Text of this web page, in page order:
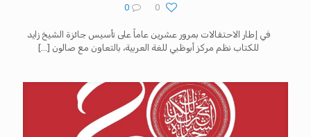
0
0
في إطار الاحتفالات بمرور عشرين عاماً على تأسيس جائزة الشيخ زايد
للكتاب نظم مركز أبوظبي للغة العربية، بالتعاون مع صالون […]